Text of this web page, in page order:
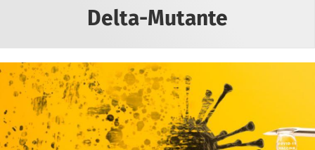
Delta-Mutante